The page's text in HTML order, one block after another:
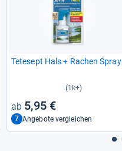
Tete­sept Hals + Rachen Spray
(1k+)
5,95 €
7 Angebote vergleichen